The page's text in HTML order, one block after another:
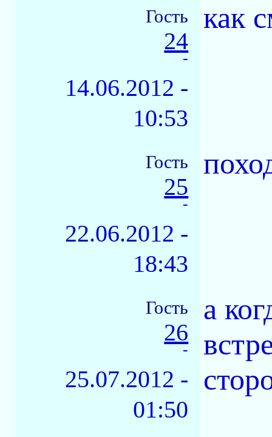
Гость
24
-
14.06.2012 -
10:53
как
Гость
25
-
22.06.2012 -
18:43
Гость
26
-
25.07.2012 -
01:50
а